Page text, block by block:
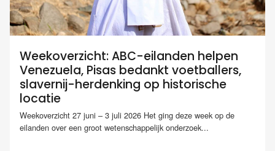
Weekoverzicht: ABC-eilanden helpen
Venezuela, Pisas bedankt voetballers,
slavernij-herdenking op historische
locatie
Weekoverzicht 27 juni – 3 juli 2026 Het ging deze week op de
eilanden over een groot wetenschappelijk onderzoek...